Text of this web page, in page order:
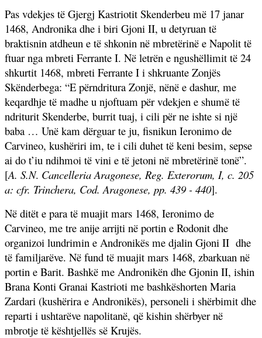
Pas vdekjes të Gjergj Kastriotit Skenderbeu më 17 janar
1468, Andronika dhe i biri Gjoni II, u detyruan të
braktisnin atdheun e të shkonin në mbretërinë e Napolit të
ftuar nga mbreti Ferrante I. Në letrën e ngushëllimit të 24
shkurtit 1468, mbreti Ferrante I i shkruante Zonjës
Skënderbega: “E përndritura Zonjë, nënë e dashur, me
keqardhje të madhe u njoftuam për vdekjen e shumë të
ndriturit Skenderbe, burrit tuaj, i cili për ne ishte si një
baba … Unë kam dërguar te ju, fisnikun Ieronimo de
Carvineo, kushëriri im, te i cili duhet të keni besim, sepse
ai do t’iu ndihmoi të vini e të jetoni në mbretërinë tonë”.
[A. S.N. Cancelleria Aragonese, Reg. Exterorum, I, c. 205
a: cfr. Trinchera, Cod. Aragonese, pp. 439 - 440].
Në ditët e para të muajit mars 1468, Ieronimo de
Carvineo, me tre anije arrijti në portin e Rodonit dhe
organizoi lundrimin e Andronikës me djalin Gjoni II dhe
të familjarëve. Në fund të muajit mars 1468, zbarkuan në
portin e Barit. Bashkë me Andronikën dhe Gjonin II, ishin
Brana Konti Granai Kastrioti me bashkëshorten Maria
Zardari (kushërira e Andronikës), personeli i shërbimit dhe
reparti i ushtarëve napolitanë, që kishin shërbyer në
mbrotje të kështjellës së Krujës.